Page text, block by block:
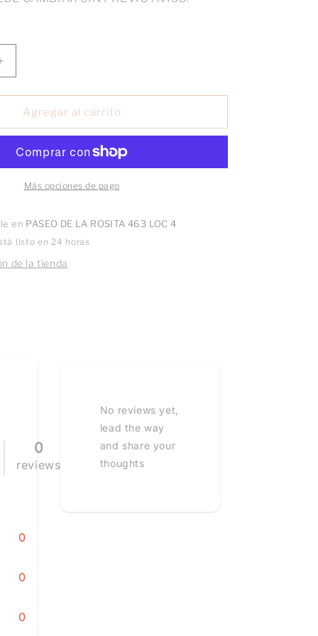
Aumentar
Broquel
diamantado
Agregar al carrito
Más opciones de pago
en PASEO DE LA ROSITA 463 LOC 4
listo en 24 horas
de la tienda
0
reviews
0
0
0
No reviews yet,
lead the way
and share your
thoughts